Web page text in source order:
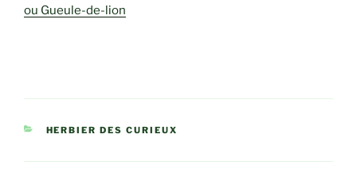
ou Gueule-de-lion
CATÉGORIES
HERBIER DES CURIEUX